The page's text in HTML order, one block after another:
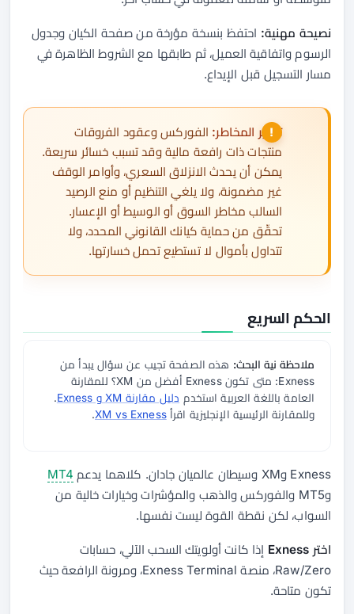
نصيحة مهنية: احتفظ بنسخة مؤرخة من صفحة الكيان وجدول
الرسوم واتفاقية العميل، ثم طابقها مع الشروط الظاهرة في
مسار التسجيل قبل الإيداع.
تحذير المخاطر: الفوركس وعقود الفروقات
منتجات ذات رافعة مالية وقد تسبب خسائر سريعة.
يمكن أن يحدث الانزلاق السعري، وأوامر الوقف
غير مضمونة، ولا يلغي التنظيم أو منع الرصيد
السالب مخاطر السوق أو الوسيط أو الإعسار.
تحقّق من حماية كيانك القانوني المحدد، ولا
تتداول بأموال لا تستطيع تحمل خسارتها.
الحكم السريع
ملاحظة نية البحث: هذه الصفحة تجيب عن سؤال يبدأ من
Exness: متى تكون Exness أفضل من XM؟ للمقارنة
العامة باللغة العربية استخدم دليل مقارنة XM و Exness
.
وللمقارنة الرئيسية الإنجليزية اقرأXM vs Exness
.
Exness وXM وسيطان عالميان جادان. كلاهما يدعم
MT4
وMT5 والفوركس والذهب والمؤشرات وخيارات خالية من
السواب، لكن نقطة القوة ليست نفسها.
اختر Exness
إذا كانت أولويتك السحب الآلي، حسابات
Raw/Zero، منصة Exness Terminal، ومرونة الرافعة حيث
تكون متاحة.